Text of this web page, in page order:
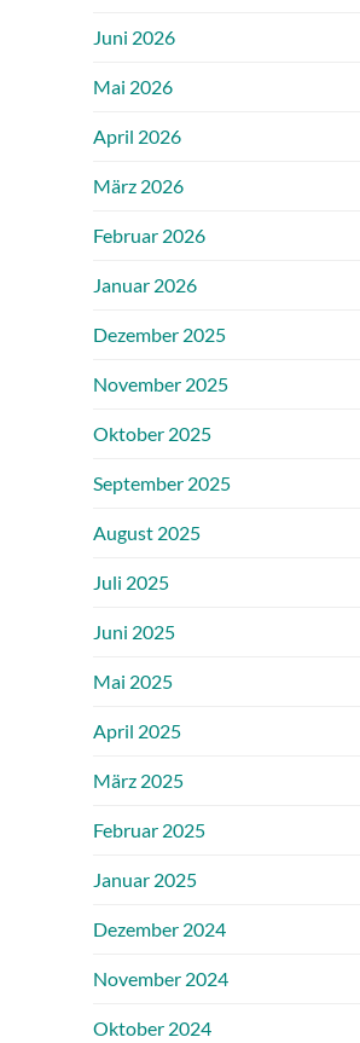
Juni 2026
Mai 2026
April 2026
März 2026
Februar 2026
Januar 2026
Dezember 2025
November 2025
Oktober 2025
September 2025
August 2025
Juli 2025
Juni 2025
Mai 2025
April 2025
März 2025
Februar 2025
Januar 2025
Dezember 2024
November 2024
Oktober 2024